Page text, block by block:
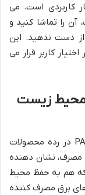
کاربردی است. می
آن را تماشا کنید و
از دست ندهید. این
کاربر قرار می
محیط زیست
با مصرف انرژی 87 وات، تلویزیون PA-50SA3657 در رده محصولات
مصرف، نشان دهنده
هم به حفظ محیط
برق مصرف کننده